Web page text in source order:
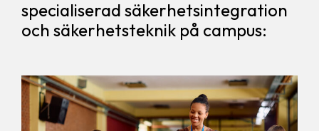
specialiserad säkerhetsintegration
och säkerhetsteknik på campus: